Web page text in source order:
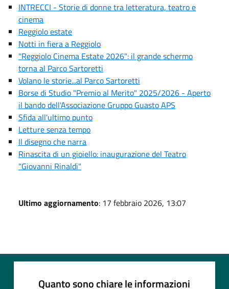
INTRECCI - Storie di donne tra letteratura, teatro e
cinema
Reggiolo estate
Notti in fiera a Reggiolo
"Reggiolo Cinema Estate 2026": il grande schermo
torna al Parco Sartoretti
Volano le storie...al Parco Sartoretti
Borse di Studio "Premio al Merito" 2025/2026 - Aperto
il bando dell'Associazione Gruppo Guasto APS
Sfida all'ultimo punto
Letture senza tempo
Il disegno che narra
Rinascita di un gioiello: inaugurazione del Teatro
"Giovanni Rinaldi"
Ultimo aggiornamento: 17 febbraio 2026, 13:07
Quanto sono chiare le informazioni